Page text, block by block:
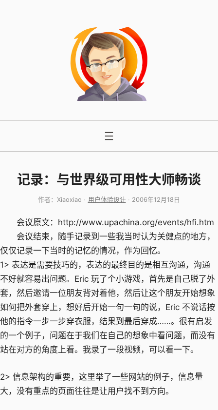
记录：与世界级可用性大师畅谈
作者： Xiaoxiao 用户体验设计 2006年12月18日
会议原文：http://www.upachina.org/events/hfi.htm
会议结束，随手记录到一些我当时认为关健点的地方，
仅仅记录一下当时的记忆的情况，作为回忆。
1> 表达是需要技巧的，表达的最终目的是相互沟通，沟通
不好就容易出问题。Eric 玩了个小游戏，首先是自己脱了外
套，然后邀请一位朋友背对着他，然后让这个朋友开始想象
如何把外套穿上，想好后开始一句一句的说，Eric 不说话按
他的指令一步一步穿衣服，结果到最后穿成……。很有启发
的一个例子，问题在于我们在自己的想象中看问题，而没有
站在对方的角度上看。我录了一段视频，可以看一下。
2> 信息架构的重要，这里举了一些网站的例子，信息量
大，没有重点的页面往往是让用户找不到方向。